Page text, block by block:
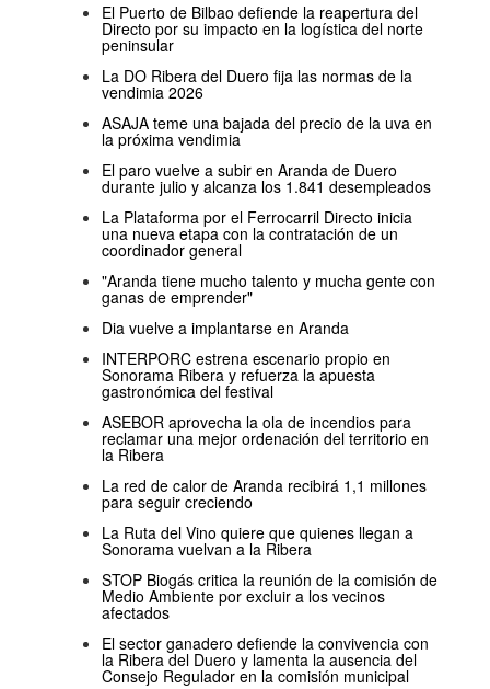
El Puerto de Bilbao defiende la reapertura del
Directo por su impacto en la logística del norte
peninsular
La DO Ribera del Duero fija las normas de la
vendimia 2026
ASAJA teme una bajada del precio de la uva en
la próxima vendimia
El paro vuelve a subir en Aranda de Duero
durante julio y alcanza los 1.841 desempleados
La Plataforma por el Ferrocarril Directo inicia
una nueva etapa con la contratación de un
coordinador general
"Aranda tiene mucho talento y mucha gente con
ganas de emprender"
Dia vuelve a implantarse en Aranda
INTERPORC estrena escenario propio en
Sonorama Ribera y refuerza la apuesta
gastronómica del festival
ASEBOR aprovecha la ola de incendios para
reclamar una mejor ordenación del territorio en
la Ribera
La red de calor de Aranda recibirá 1,1 millones
para seguir creciendo
La Ruta del Vino quiere que quienes llegan a
Sonorama vuelvan a la Ribera
STOP Biogás critica la reunión de la comisión de
Medio Ambiente por excluir a los vecinos
afectados
El sector ganadero defiende la convivencia con
la Ribera del Duero y lamenta la ausencia del
Consejo Regulador en la comisión municipal